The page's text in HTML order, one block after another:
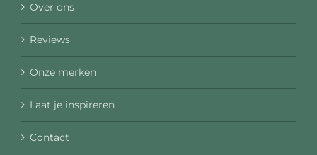
Over ons
Reviews
Onze merken
Laat je inspireren
Contact